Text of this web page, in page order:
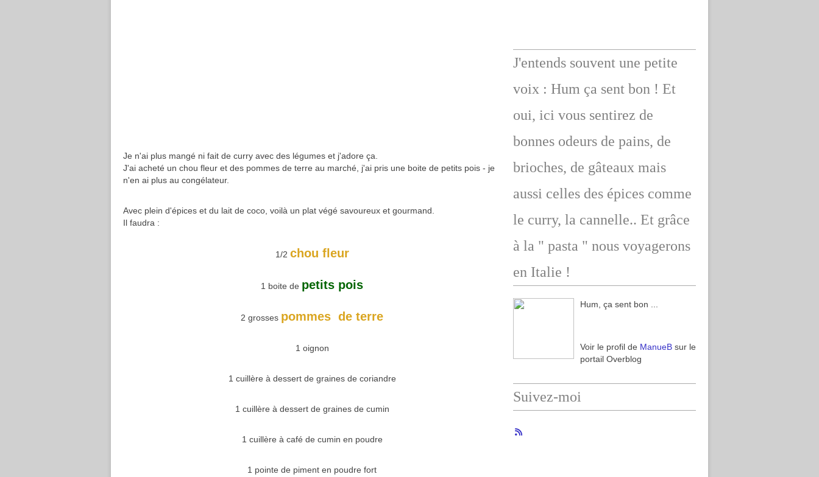
Je n'ai plus mangé ni fait de curry avec des légumes et j'adore ça.
J'ai acheté un chou fleur et des pommes de terre au marché, j'ai pris une boite de petits pois - je
n'en ai plus au congélateur.
Avec plein d'épices et du lait de coco, voilà un plat végé savoureux et gourmand.
Il faudra :
1/2 chou fleur
1 boite de petits pois
2 grosses pommes de terre
1 oignon
1 cuillère à dessert de graines de coriandre
1 cuillère à dessert de graines de cumin
1 cuillère à café de cumin en poudre
1 pointe de piment en poudre fort
J'entends souvent une petite
voix : Hum ça sent bon ! Et
oui, ici vous sentirez de
bonnes odeurs de pains, de
brioches, de gâteaux mais
aussi celles des épices comme
le curry, la cannelle.. Et grâce
à la " pasta " nous voyagerons
en Italie !
Hum, ça sent bon ...
Voir le profil de ManueB sur le
portail Overblog
Suivez-moi